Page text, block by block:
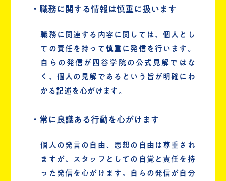
・職務に関する情報は慎重に扱います
職務に関連する内容に関しては、個人とし
ての責任を持って慎重に発信を行います。
自らの発信が四谷学院の公式見解ではな
く、個人の見解であるという旨が明確にわ
かる記述を心がけます。
・常に良識ある行動を心がけます
個人の発言の自由、思想の自由は尊重され
ますが、スタッフとしての自覚と責任を持
った発信を心がけます。自らの発信が自分